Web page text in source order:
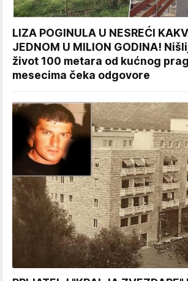
LIZA POGINULA U NESREĆI
JEDNOM U MILION GODINA!
život 100 metara od kućnog
mesecima čeka odgovore